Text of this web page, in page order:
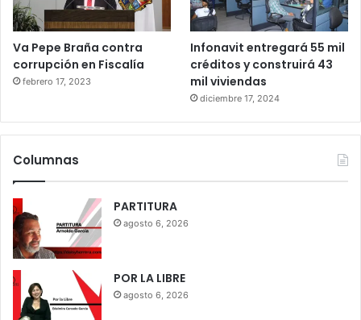
Va Pepe Braña contra
corrupción en Fiscalía
febrero 17, 2023
Infonavit entregará 55 mil
créditos y construirá 43
mil viviendas
diciembre 17, 2024
Columnas
PARTITURA
agosto 6, 2026
POR LA LIBRE
agosto 6, 2026